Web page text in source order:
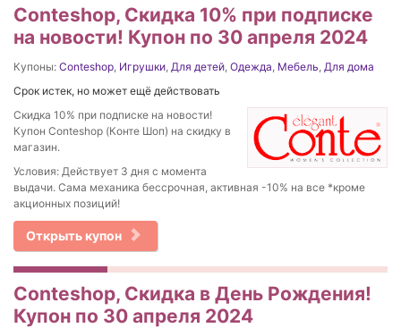
Conteshop, Скидка 10% при подписке
на новости! Купон по 30 апреля 2024
Купоны: Conteshop Игрушки Для детей Одежда Мебель Для дома
Срок истек, но может ещё действовать
Скидка 10% при подписке на новости!
Купон Conteshop (Конте Шоп) на скидку в
магазин.
Условия: Действует 3 дня с момента
выдачи. Сама механика бессрочная, активная -10% на все *кроме
акционных позиций!
Открыть купон
Conteshop, Скидка в День Рождения!
Купон по 30 апреля 2024